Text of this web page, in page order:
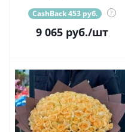
CashBack 453 руб. ?
9 065руб./шт